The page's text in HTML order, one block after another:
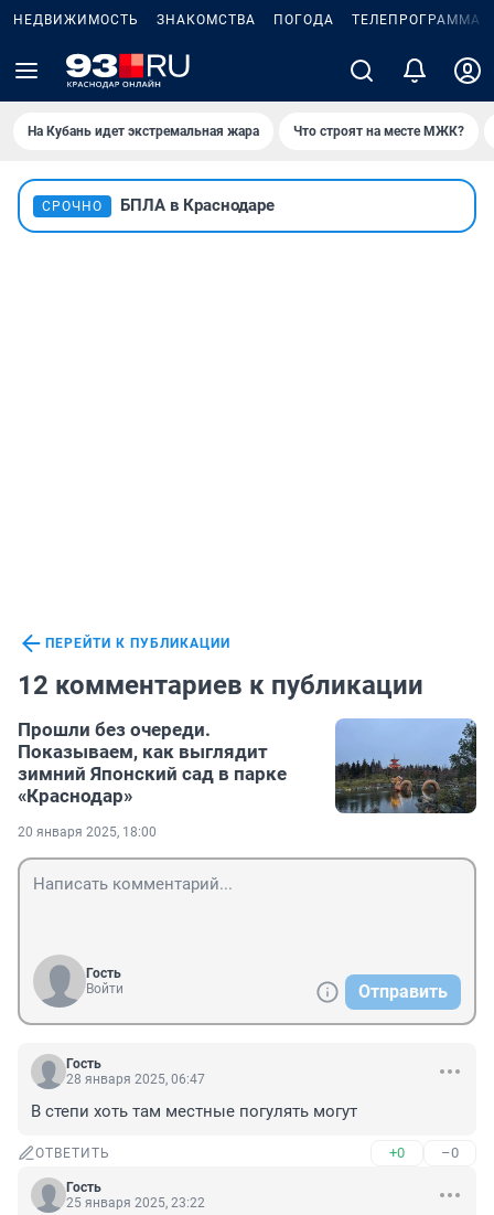
НЕДВИЖИМОСТЬ ЗНАКОМСТВА ПОГОДА ТЕЛЕПРОГРАММА
На Кубань идет экстремальная жара Что строят на месте МЖК?
СРОЧНО БПЛА в Краснодаре
ПЕРЕЙТИ К ПУБЛИКАЦИИ
12 комментариев к публикации
Прошли без очереди.
Показываем, как выглядит
зимний Японский сад в парке
«Краснодар»
20 января 2025, 18:00
Гость
Войти
Отправить
Гость
28 января 2025, 06:47
В степи хоть там местные погулять могут
ОТВЕТИТЬ +0 –0
Гость
25 января 2025, 23:22